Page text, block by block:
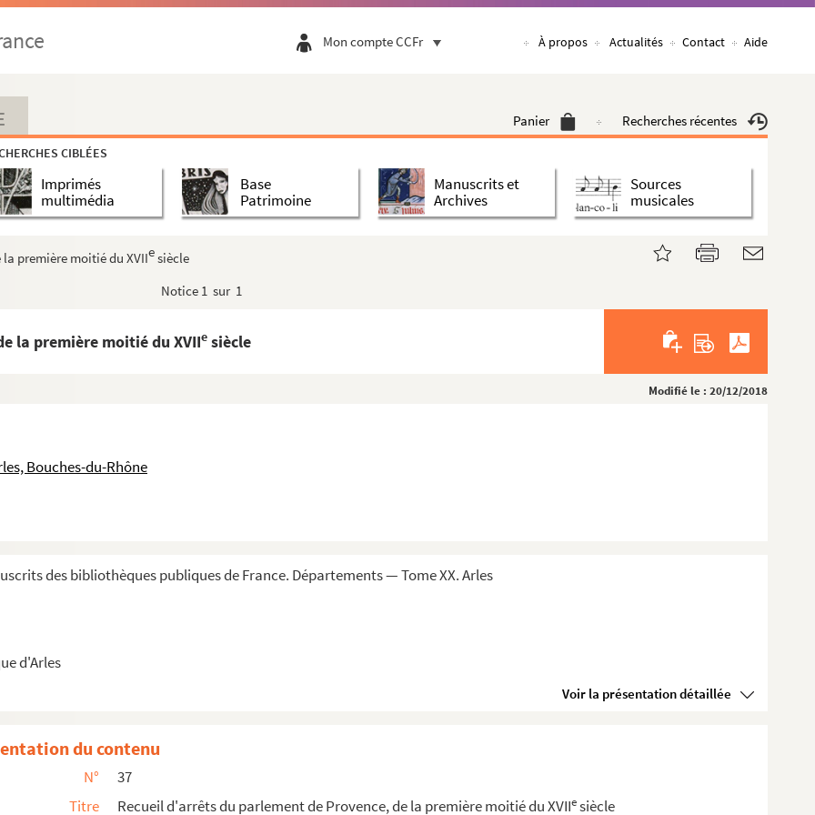
Mon compte CCFr À propos Actualités Contact Aide
Panier Recherches récentes
CIBLÉES
Imprimés
multimédia
Base
Patrimoine
Manuscrits et
Archives
Sources
musicales
première moitié du XVIIesiècle
Notice 1 sur 1
la première moitié du XVIIe siècle
Modifié le : 20/12/2018
Bouches-du-Rhône
des bibliothèques publiques de France. Départements — Tome XX. Arles
d'Arles
Voir la présentation détaillée
» Titre moderne
Romane ecclesie. » Titre moderne
Sancti Trophimi Arelatis civitalis ...
pro die sancti Marci, vel pro ...
Propre des Saints de l'église d'Arles,...
officium B. Marie virginis. » Titre mode...
sancti Francisci. » Titre moderne
par Laurent Bonnemant, prêtre »
Colligebat Laurentius Bonnemant, presbiter Arela...
mysterio, de peccatis. Ms. 1635 »
d'Arles »
Provinciae saeculis XIVoet XVo »
du Roy en son parlement de Provenc...
Vincens
substitut de Mrle procureur général...
»
e
du contenu
N°
37
Titre
Recueil d'arrêts du parlement de Provence, de la première moitié du XVIIesiècle